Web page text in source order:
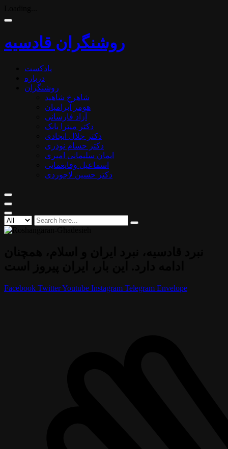
روشنگران قادسیه
پادکست
درباره
روشنگران
شاهرخ شاهید
هومر آبرامیان
آزاد فارسانی
دکتر میترا بابک
دکتر جلال ایجادی
دکتر حسام نوذری
ایمان سلیمانی امیری
اسماعیل وفایغمایی
دکتر حسین لاجوردی
Facebook TwitterYoutube Instagram Telegram Envelope